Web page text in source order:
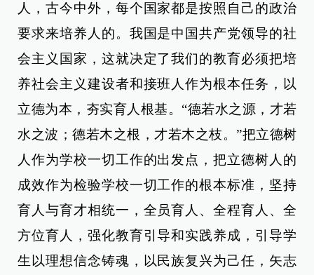
人，古今中外，每个国家都是按照自己的政治
要求来培养人的。我国是中国共产党领导的社
会主义国家，这就决定了我们的教育必须把培
养社会主义建设者和接班人作为根本任务，以
立德为本，夯实育人根基。“德若水之源，才若
水之波；德若木之根，才若木之枝。”把立德树
人作为学校一切工作的出发点，把立德树人的
成效作为检验学校一切工作的根本标准，坚持
育人与育才相统一，全员育人、全程育人、全
方位育人，强化教育引导和实践养成，引导学
生以理想信念铸魂，以民族复兴为己任，矢志